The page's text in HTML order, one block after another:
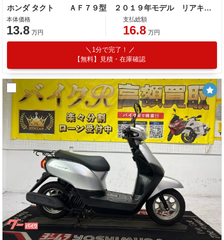
ホンダ タクト ＡＦ７９型 ２０１９年モデル リアキャリア センタースタンド
本体価格
13.8 万円
支払総額
16.8 万円
1分で完了！
【無料】見積・在庫確認